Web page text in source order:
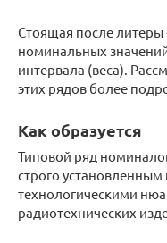
Стоящая после литеры
номинальных
интервала (веса).
этих рядов более
Как образуется
Типовой ряд
строго
технологическими
радиотехнических